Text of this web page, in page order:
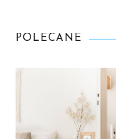
POLECANE